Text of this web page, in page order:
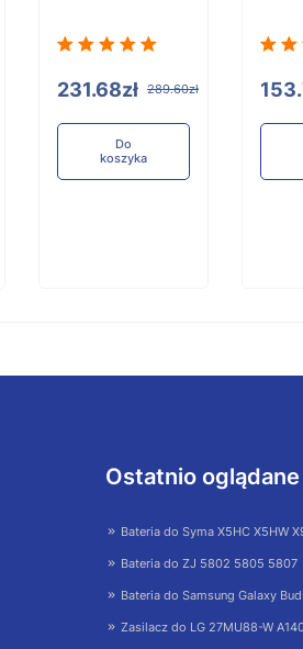
231.68zł 289.60zł
Do
koszyka
Ostatnio oglądane
Bateria do Syma X5HC X5HW
Bateria do ZJ 5802 5805 5807
Bateria do Samsung Galaxy
Zasilacz do LG 27MU88-W